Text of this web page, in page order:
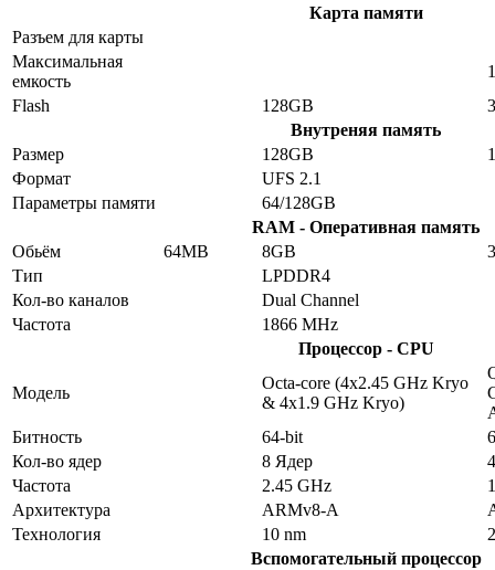
Карта памяти
Разъем для карты
Максимальная
емкость
Flash
128GB
Внутреняя память
Размер
128GB
Формат
UFS 2.1
Параметры памяти
64/128GB
RAM - Оперативная память
Обьём
64MB 8GB
Тип
LPDDR4
Кол-во каналов
Dual Channel
Частота
1866 MHz
Процессор - CPU
Модель
Octa-core (4x2.45 GHz Kryo
& 4x1.9 GHz Kryo)
Битность
64-bit
Кол-во ядер
8 Ядер
Частота
2.45 GHz
Архитектура
ARMv8-A
Технология
10 nm
Вспомогательный процессор